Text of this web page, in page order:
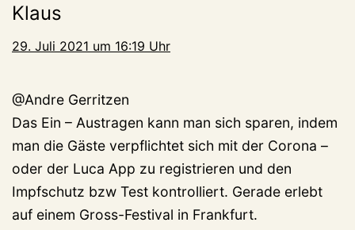
Klaus
29. Juli 2021 um 16:19 Uhr
@Andre Gerritzen
Das Ein – Austragen kann man sich sparen, indem
man die Gäste verpflichtet sich mit der Corona –
oder der Luca App zu registrieren und den
Impfschutz bzw Test kontrolliert. Gerade erlebt
auf einem Gross-Festival in Frankfurt.